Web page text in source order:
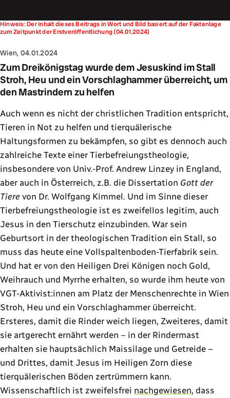
Hinweis: Der Inhalt dieses Beitrags in Wort und Bild basiert auf der Faktenlage
zum Zeitpunkt der Erstveröffentlichung (04.01.2024)
Wien, 04.01.2024
Zum Dreikönigstag wurde dem Jesuskind im Stall
Stroh, Heu und ein Vorschlaghammer überreicht, um
den Mastrindern zu helfen
Auch wenn es nicht der christlichen Tradition entspricht,
Tieren in Not zu helfen und tierquälerische
Haltungsformen zu bekämpfen, so gibt es dennoch auch
zahlreiche Texte einer Tierbefreiungstheologie,
insbesondere von Univ.-Prof. Andrew Linzey in England,
aber auch in Österreich, z.B. die Dissertation Gott der
Tiere von Dr. Wolfgang Kimmel. Und im Sinne dieser
Tierbefreiungstheologie ist es zweifellos legitim, auch
Jesus in den Tierschutz einzubinden. War sein
Geburtsort in der theologischen Tradition ein Stall, so
muss das heute eine Vollspaltenboden-Tierfabrik sein.
Und hat er von den Heiligen Drei Königen noch Gold,
Weihrauch und Myrrhe erhalten, so wurde ihm heute von
VGT-Aktivist:innen am Platz der Menschenrechte in Wien
Stroh, Heu und ein Vorschlaghammer überreicht.
Ersteres, damit die Rinder weich liegen, Zweiteres, damit
sie artgerecht ernährt werden – in der Rindermast
erhalten sie hauptsächlich Maissilage und Getreide –
und Drittes, damit Jesus im Heiligen Zorn diese
tierquälerischen Böden zertrümmern kann.
Wissenschaftlich ist zweifelsfrei nachgewiesen, dass